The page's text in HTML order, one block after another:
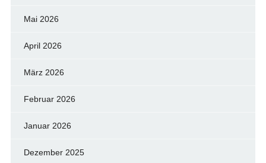
Mai 2026
April 2026
März 2026
Februar 2026
Januar 2026
Dezember 2025